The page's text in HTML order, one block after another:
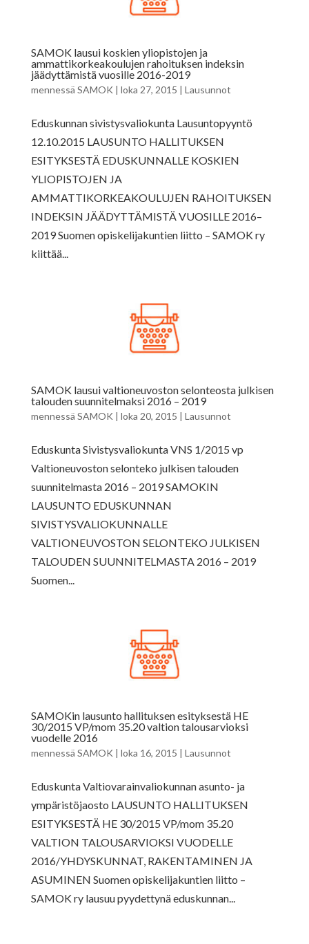
SAMOK lausui koskien yliopistojen ja
ammattikorkeakoulujen rahoituksen indeksin
jäädyttämistä vuosille 2016-2019
mennessä SAMOK | loka 27, 2015 | Lausunnot
Eduskunnan sivistysvaliokunta Lausuntopyyntö
12.10.2015 LAUSUNTO HALLITUKSEN
ESITYKSESTÄ EDUSKUNNALLE KOSKIEN
YLIOPISTOJEN JA
AMMATTIKORKEAKOULUJEN RAHOITUKSEN
INDEKSIN JÄÄDYTTÄMISTÄ VUOSILLE 2016–
2019 Suomen opiskelijakuntien liitto – SAMOK ry
kiittää...
SAMOK lausui valtioneuvoston selonteosta julkisen
talouden suunnitelmaksi 2016 – 2019
mennessä SAMOK | loka 20, 2015 | Lausunnot
Eduskunta Sivistysvaliokunta VNS 1/2015 vp
Valtioneuvoston selonteko julkisen talouden
suunnitelmasta 2016 – 2019 SAMOKIN
LAUSUNTO EDUSKUNNAN
SIVISTYSVALIOKUNNALLE
VALTIONEUVOSTON SELONTEKO JULKISEN
TALOUDEN SUUNNITELMASTA 2016 – 2019
Suomen...
SAMOKin lausunto hallituksen esityksestä HE
30/2015 VP/mom 35.20 valtion talousarvioksi
vuodelle 2016
mennessä SAMOK| loka 16, 2015 Lausunnot
Eduskunta Valtiovarainvaliokunnan asunto- ja
ympäristöjaosto LAUSUNTO HALLITUKSEN
ESITYKSESTÄ HE 30/2015 VP/mom 35.20
VALTION TALOUSARVIOKSI VUODELLE
2016/YHDYSKUNNAT, RAKENTAMINEN JA
ASUMINEN Suomen opiskelijakuntien liitto –
SAMOK ry lausuu pyydettynä eduskunnan...